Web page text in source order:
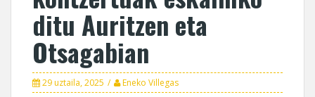
ditu Auritzen eta
Otsagabian
29 uztaila, 2025 Eneko Villegas